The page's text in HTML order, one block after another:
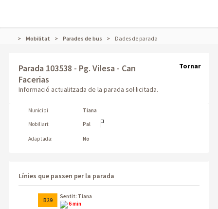
Mobilitat Parades de bus Dades de parada
Parada 103538 - Pg. Vilesa - Can
Facerias
Informació actualitzada de la parada sol·licitada.
Tornar
Municipi
Tiana
Mobiliari:
Pal
Adaptada: No
Línies que passen per la parada
B29
Sentit: Tiana
6 min